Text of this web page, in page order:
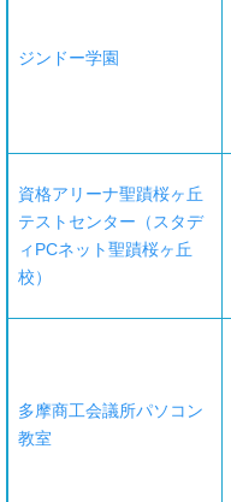
ジンドー学園
資格アリーナ聖蹟桜ヶ丘
テストセンター（スタデ
ィPCネット聖蹟桜ヶ丘
校）
多摩商工会議所パソコン
教室